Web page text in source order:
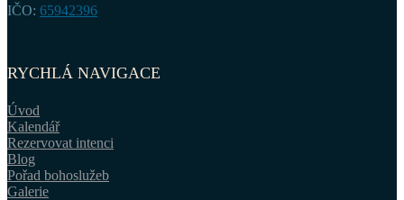
IČO: 65942396
RYCHLÁ NAVIGACE
Úvod
Kalendář
Rezervovat intenci
Blog
Pořad bohoslužeb
Galerie